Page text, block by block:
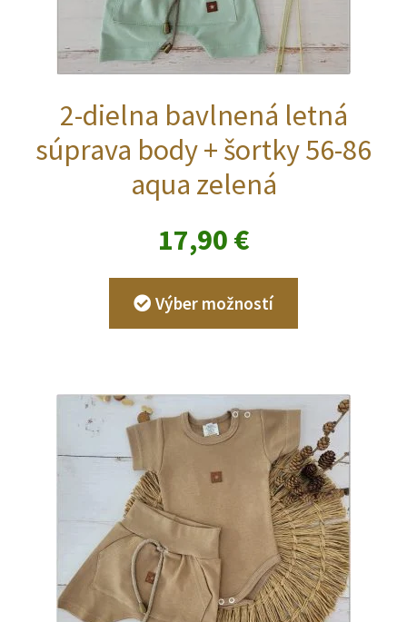
2-dielna bavlnená letná
súprava body + šortky 56-86
aqua zelená
17,90 €
Výber možností
má
Možnosti
môžete
vybrať
na
stránke
produktu.